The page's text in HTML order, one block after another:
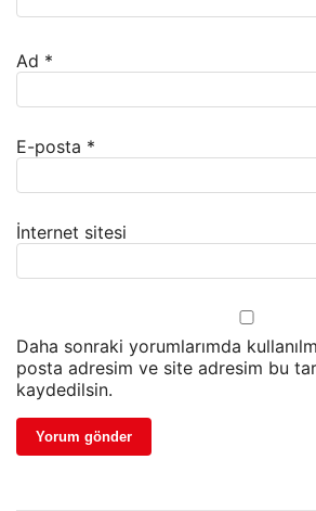
Ad *
E-posta *
İnternet sitesi
Daha sonraki yorumlarımda
posta adresim ve site adresim bu
kaydedilsin.